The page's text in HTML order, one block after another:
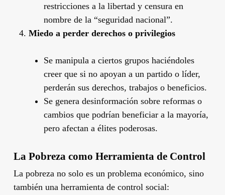
restricciones a la libertad y censura en
nombre de la “seguridad nacional”.
Miedo a perder derechos o privilegios
Se manipula a ciertos grupos haciéndoles
creer que si no apoyan a un partido o líder,
perderán sus derechos, trabajos o beneficios.
Se genera desinformación sobre reformas o
cambios que podrían beneficiar a la mayoría,
pero afectan a élites poderosas.
La Pobreza como Herramienta de Control
La pobreza no solo es un problema económico, sino
también una herramienta de control social: